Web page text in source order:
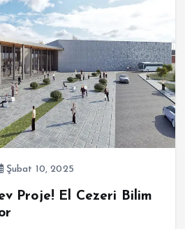
Şubat 10, 2025
Proje! El Cezeri Bilim